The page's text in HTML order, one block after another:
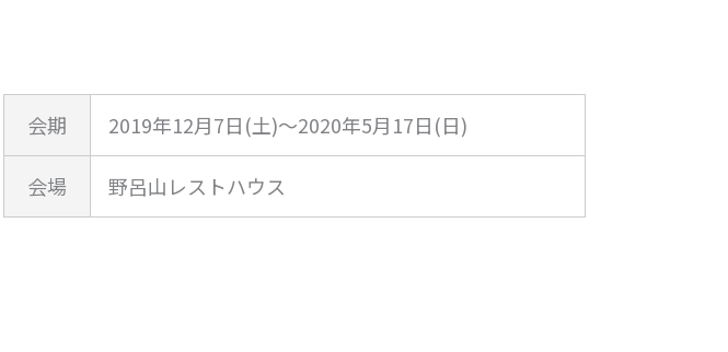
会期 2019年12月7日(土)～2020年5月17日(日)
会場 野呂山レストハウス